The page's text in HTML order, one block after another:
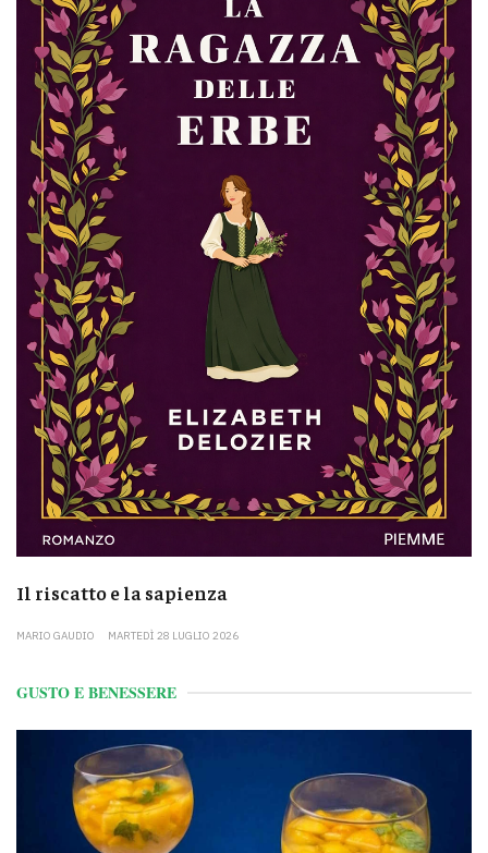
Il riscatto e la sapienza
MARIO GAUDIO MARTEDÌ 28 LUGLIO 2026
GUSTO E BENESSERE